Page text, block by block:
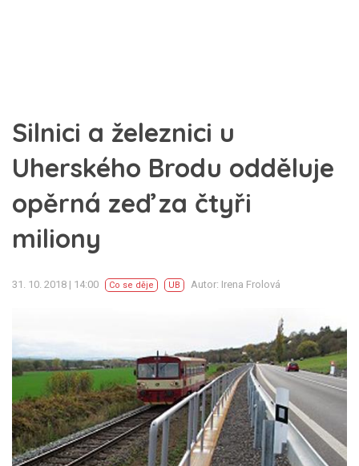
Silnici a železnici u
Uherského Brodu odděluje
opěrná zeď za čtyři
miliony
31. 10. 2018 | 14:00 Co se děje UB Autor: Irena Frolová